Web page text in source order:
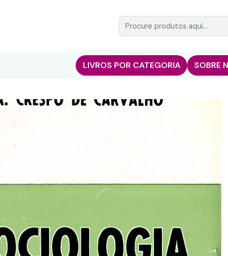
LIVROS POR CATEGORIA SOBRE